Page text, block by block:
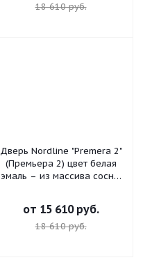
18 610 руб.
Дверь Nordline "Premera 2"
(Премьера 2) цвет белая
эмаль – из массива сосны
от 15 610 руб.
18 610 руб.